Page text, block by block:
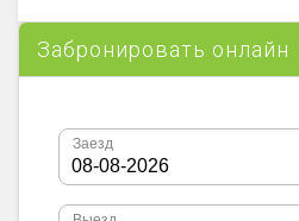
Забронировать онлайн